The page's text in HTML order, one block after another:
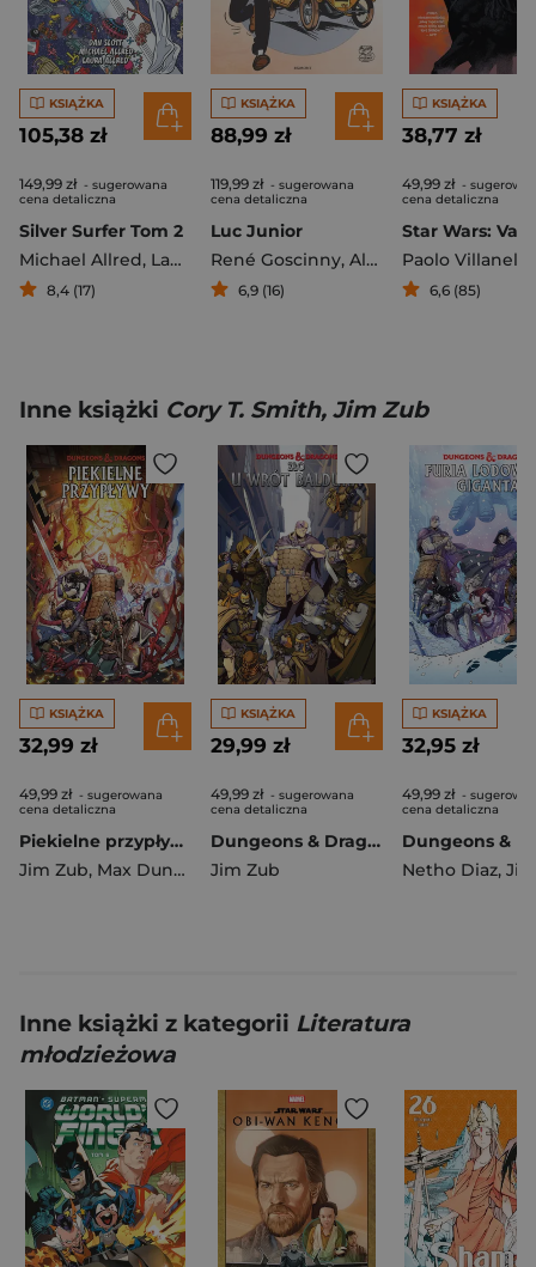
KSIĄŻKA
105,38 zł
149,99 zł - sugerowana
cena detaliczna
Silver Surfer Tom 2
Michael Allred, Laura Allred , Dan Slott
8,4 (17)
KSIĄŻKA
88,99 zł
119,99 zł - sugerowana
cena detaliczna
Luc Junior
René Goscinny, Albert Uderzo
6,9 (16)
KSIĄŻKA
38,77 zł
49,99 zł -
cena detaliczna
Paolo Villanelli
6,6 (85)
Inne książki Cory T. Smith, Jim Zub
KSIĄŻKA
32,99 zł
49,99 zł - sugerowana
cena detaliczna
Piekielne przypływy. Dungeons & Dragons. Tom 5
Jim Zub, Max Dunbar
KSIĄŻKA
29,99 zł
49,99 zł - sugerowana
cena detaliczna
Dungeons & Dragons. Zło u Wrót Baldura. Tom 4
Jim Zub
KSIĄŻKA
32,95 zł
49,99 zł -
cena detaliczna
Netho Diaz, Jim
Inne książki z kategorii Literatura
młodzieżowa